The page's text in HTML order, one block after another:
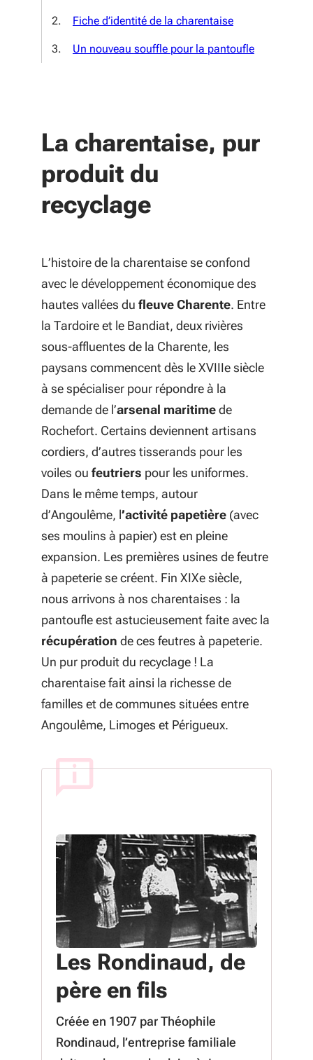
Fiche d’identité de la charentaise
Un nouveau souffle pour la pantoufle
La charentaise, pur
produit du
recyclage
L’histoire de la charentaise se confond
avec le développement économique des
hautes vallées du fleuve Charente. Entre
la Tardoire et le Bandiat, deux rivières
sous-affluentes de la Charente, les
paysans commencent dès le XVIIIe siècle
à se spécialiser pour répondre à la
demande de l’arsenal maritimede
Rochefort. Certains deviennent artisans
cordiers, d’autres tisserands pour les
voiles ou feutriers pour les uniformes.
Dans le même temps, autour
d’Angoulême, l’activité papetière (avec
ses moulins à papier) est en pleine
expansion. Les premières usines de feutre
à papeterie se créent. Fin XIXe siècle,
nous arrivons à nos charentaises : la
pantoufle est astucieusement faite avec la
récupération de ces feutres à papeterie.
Un pur produit du recyclage ! La
charentaise fait ainsi la richesse de
familles et de communes situées entre
Angoulême, Limoges et Périgueux.
Les Rondinaud, de
père en fils
Créée en 1907 par Théophile
Rondinaud, l’entreprise familiale